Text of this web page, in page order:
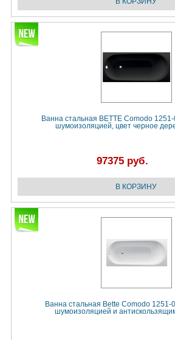
Ванна стальная BETTE Comodo
шумоизоляцией, цвет черное
97375 руб.
Ванна стальная Bette Comodo 1251-
шумоизоляцией и